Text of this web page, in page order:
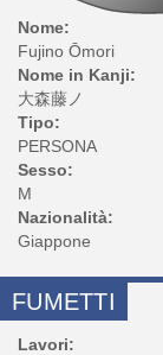
Nome:
Fujino Ōmori
Nome in Kanji:
大森藤ノ
Tipo:
PERSONA
Sesso:
M
Nazionalità:
Giappone
FUMETTI
Lavori: